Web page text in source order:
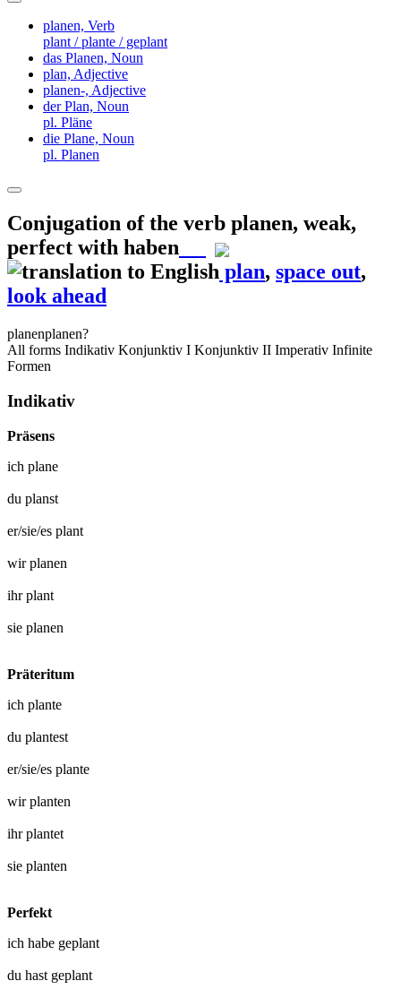
planen, Verb
plant / plante / geplant
das Planen, Noun
plan, Adjective
planen-, Adjective
der Plan, Noun
pl. Pläne
die Plane, Noun
pl. Planen
Conjugation of the verb planen, weak,
perfect with haben
plan, space out,
look ahead
planenplanen?
All forms Indikativ Konjunktiv I Konjunktiv II Imperativ Infinite
Formen
Indikativ
Präsens
ich plane
du planst
er/sie/es plant
wirplanen
ihrplant
sie planen
Präteritum
ich plante
du plantest
er/sie/es plante
wirplanten
ihrplantet
sie planten
Perfekt
ich habe geplant
du hast geplant